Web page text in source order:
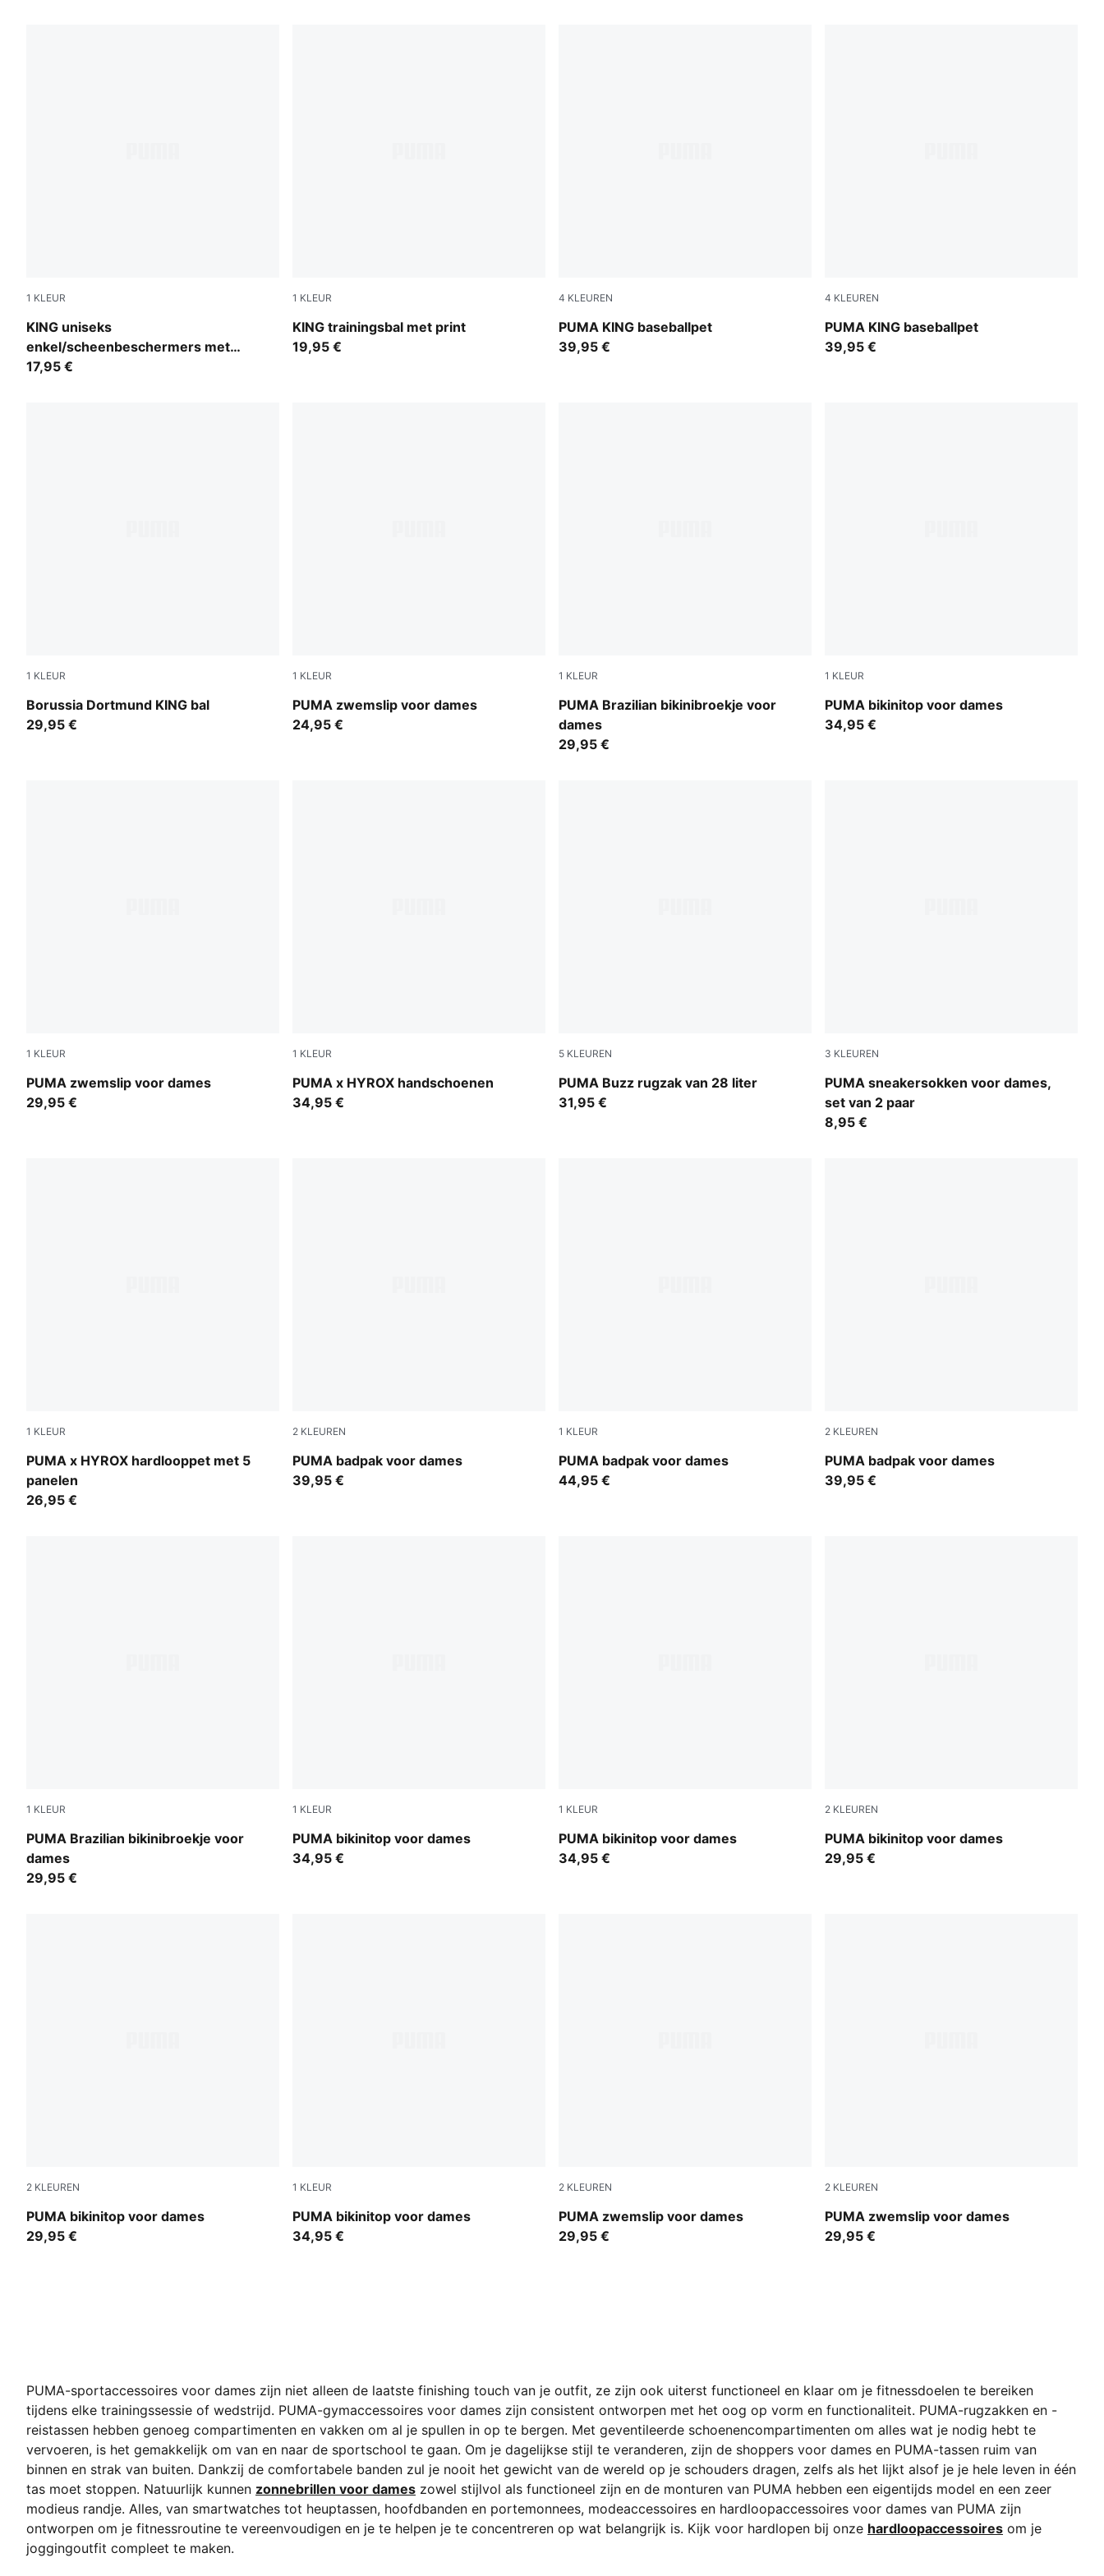
1 KLEUR
KING uniseks
enkel/scheenbeschermers met
interne shell
PUMA Black-PUMA White
17,95 €
1 KLEUR
KING trainingsbal met print
PUMA White-Ultra Red-Sugared Almond
19,95 €
4 KLEUREN
PUMA KING baseballpet
Inky Depths
39,95 €
4 KLEUREN
PUMA KING baseballpet
Puma Black
39,95 €
1 KLEUR
Borussia Dortmund KING bal
PUMA White-multicolor
29,95 €
1 KLEUR
PUMA zwemslip voor dames
multicolor
24,95 €
1 KLEUR
PUMA Brazilian bikinibroekje voor
dames
petrol green
29,95 €
1 KLEUR
PUMA bikinitop voor dames
red / pink
34,95 €
1 KLEUR
PUMA zwemslip voor dames
pink / red
29,95 €
1 KLEUR
PUMA x HYROX handschoenen
Puma Black
34,95 €
5 KLEUREN
PUMA Buzz rugzak van 28 liter
Puma Black
31,95 €
3 KLEUREN
PUMA sneakersokken voor dames,
set van 2 paar
black
8,95 €
1 KLEUR
PUMA x HYROX hardlooppet met 5
panelen
Puma Black
26,95 €
2 KLEUREN
PUMA badpak voor dames
pink / red
39,95 €
1 KLEUR
PUMA badpak voor dames
multicolor
44,95 €
2 KLEUREN
PUMA badpak voor dames
black/white
39,95 €
1 KLEUR
PUMA Brazilian bikinibroekje voor
dames
red / pink
29,95 €
1 KLEUR
PUMA bikinitop voor dames
petrol green
34,95 €
1 KLEUR
PUMA bikinitop voor dames
pink / red
34,95 €
2 KLEUREN
PUMA bikinitop voor dames
green / black
29,95 €
2 KLEUREN
PUMA bikinitop voor dames
pink / red
29,95 €
1 KLEUR
PUMA bikinitop voor dames
black
34,95 €
2 KLEUREN
PUMA zwemslip voor dames
pink / red
29,95 €
2 KLEUREN
PUMA zwemslip voor dames
green / black
29,95 €
PUMA-sportaccessoires voor dames zijn niet alleen de laatste finishing touch van je outfit, ze zijn ook uiterst functioneel en klaar om je fitnessdoelen te bereiken
tijdens elke trainingssessie of wedstrijd. PUMA-gymaccessoires voor dames zijn consistent ontworpen met het oog op vorm en functionaliteit. PUMA-rugzakken en -
reistassen hebben genoeg compartimenten en vakken om al je spullen in op te bergen. Met geventileerde schoenencompartimenten om alles wat je nodig hebt te
vervoeren, is het gemakkelijk om van en naar de sportschool te gaan. Om je dagelijkse stijl te veranderen, zijn de shoppers voor dames en PUMA-tassen ruim van
binnen en strak van buiten. Dankzij de comfortabele banden zul je nooit het gewicht van de wereld op je schouders dragen, zelfs als het lijkt alsof je je hele leven in één
tas moet stoppen. Natuurlijk kunnen zonnebrillen voor dames zowel stijlvol als functioneel zijn en de monturen van PUMA hebben een eigentijds model en een zeer
modieus randje. Alles, van smartwatches tot heuptassen, hoofdbanden en portemonnees, modeaccessoires en hardloopaccessoires voor dames van PUMA zijn
ontworpen om je fitnessroutine te vereenvoudigen en je te helpen je te concentreren op wat belangrijk is. Kijk voor hardlopen bij onze hardloopaccessoires om je
joggingoutfit compleet te maken.